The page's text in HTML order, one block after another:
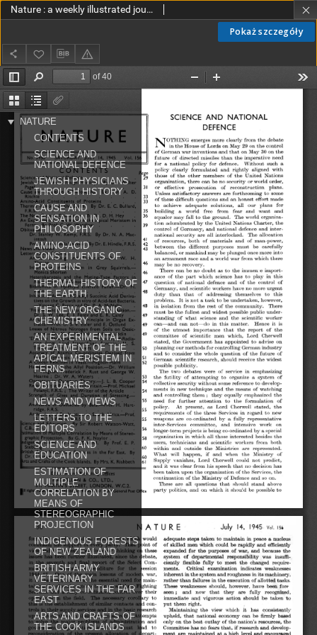
Pokaż szczegóły
Nature : a weekly illustrated journal of science vol. 156 no. 3950 (1945)